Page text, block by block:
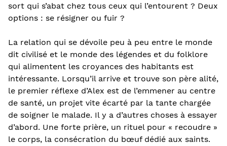
sort qui s’abat chez tous ceux qui l’entourent ? Deux
options : se résigner ou fuir ?
La relation qui se dévoile peu à peu entre le monde
dit civilisé et le monde des légendes et du folklore
qui alimentent les croyances des habitants est
intéressante. Lorsqu’il arrive et trouve son père alité,
le premier réflexe d’Alex est de l’emmener au centre
de santé, un projet vite écarté par la tante chargée
de soigner le malade. Il y a d’autres choses à essayer
d’abord. Une forte prière, un rituel pour « recoudre »
le corps, la consécration du bœuf dédié aux saints.